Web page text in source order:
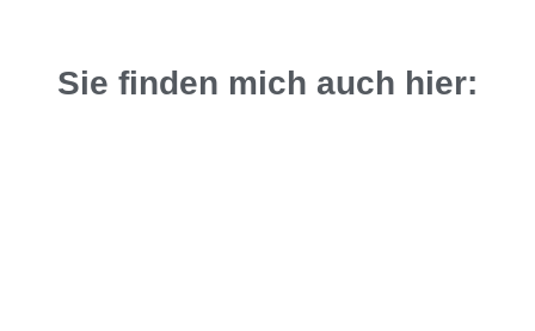
Sie finden mich auch hier: